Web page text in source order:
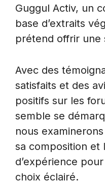
Guggul Activ, un
base d’extraits
prétend offrir une
Avec des
satisfaits et des
positifs sur les
semble se
nous
sa composition et
d’expérience
choix éclairé.